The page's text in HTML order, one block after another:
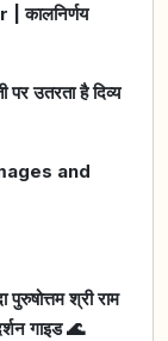
पर उतरता है दिव्य
and
पुरुषोत्तम श्री राम
गाइड 🌊